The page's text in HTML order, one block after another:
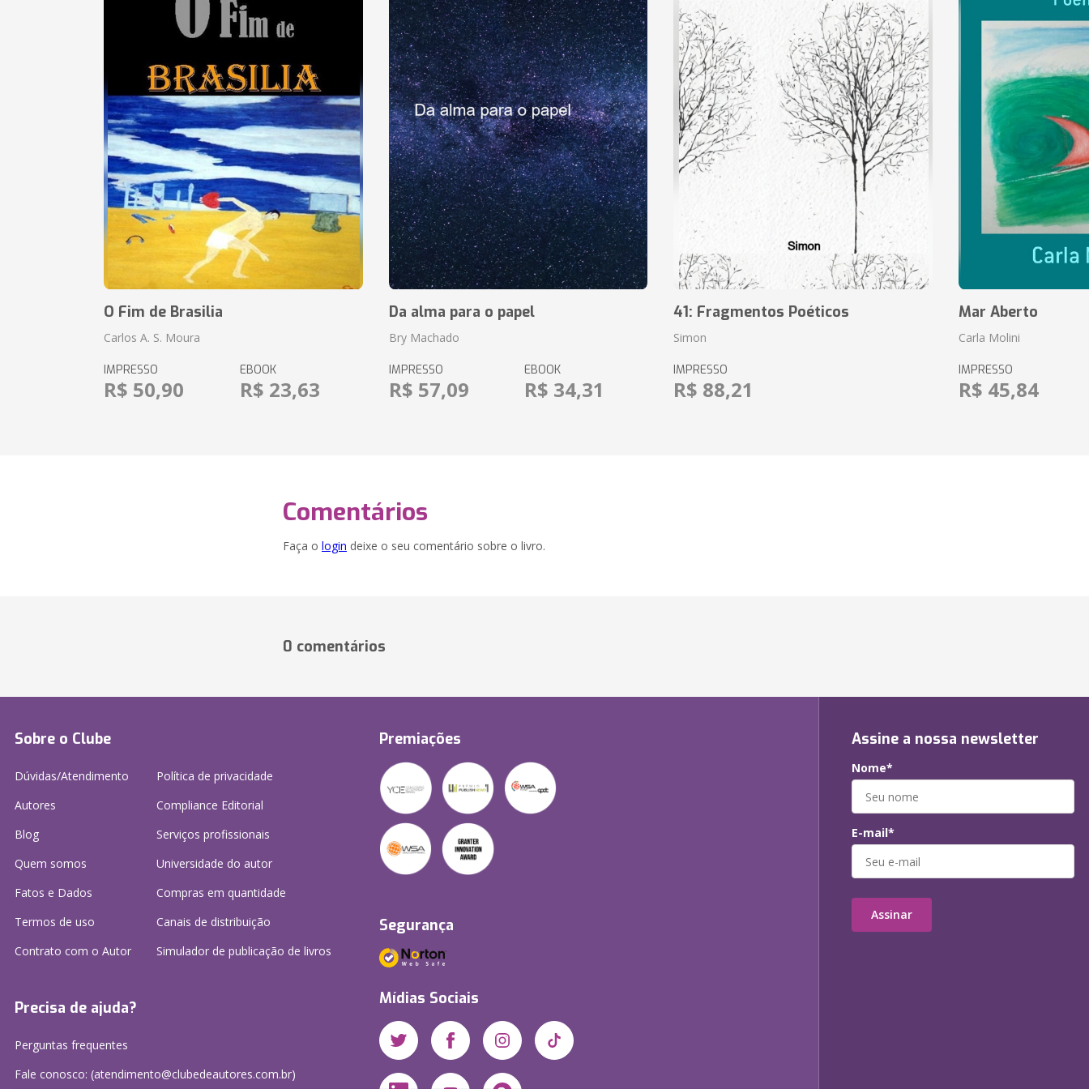
O Fim de Brasilia
Carlos A. S. Moura
IMPRESSO
R$ 50,90
EBOOK
R$ 23,63
Da alma para o papel
Bry Machado
IMPRESSO
R$ 57,09
EBOOK
R$ 34,31
41: Fragmentos Poéticos
Simon
IMPRESSO
R$ 88,21
Mar Aberto
Carla Molini
IMPRESSO
R$ 45,84
Comentários
Faça o login deixe o seu comentário sobre o livro.
0 comentários
Sobre o Clube
Dúvidas/Atendimento
Autores
Blog
Quem somos
Fatos e Dados
Termos de uso
Contrato com o Autor
Política de privacidade
Compliance Editorial
Serviços profissionais
Universidade do autor
Compras em quantidade
Canais de distribuição
Simulador de publicação de livros
Precisa de ajuda?
Perguntas frequentes
Fale conosco: (atendimento@clubedeautores.com.br)
Premiações
Segurança
Mídias Sociais
Assine a nossa newsletter
Nome*
E-mail*
Assinar